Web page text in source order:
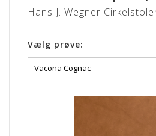
Hans J. Wegner
Vælg prøve: